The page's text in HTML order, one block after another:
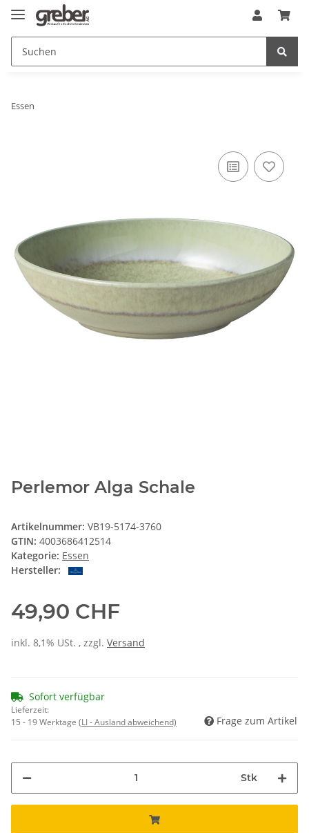
Essen
Perlemor Alga Schale
Artikelnummer: VB19-5174-3760
GTIN: 4003686412514
Kategorie: Essen
Hersteller:
49,90 CHF
inkl. 8,1% USt. , zzgl. Versand
Sofort verfügbar
Lieferzeit:
15 - 19 Werktage (LI - Ausland abweichend) Frage zum Artikel
Stk